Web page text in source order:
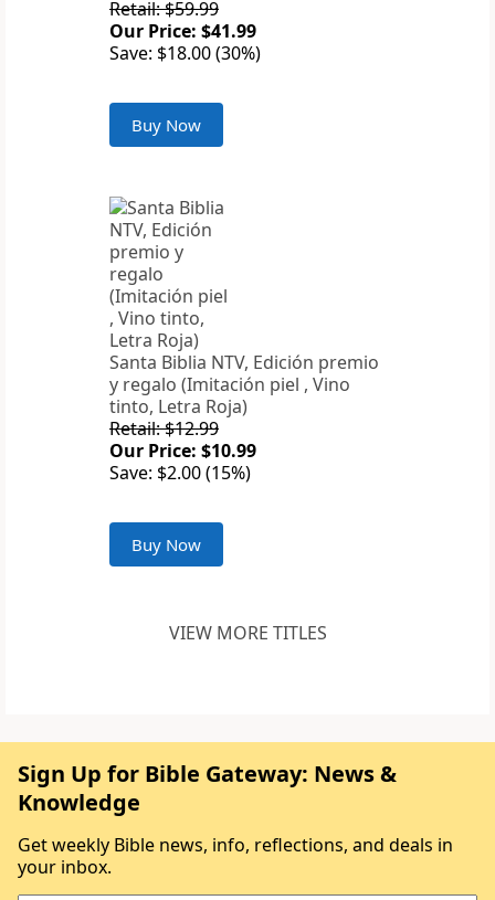
Retail: $59.99
Our Price: $41.99
Save: $18.00 (30%)
Buy Now
Santa Biblia NTV, Edición premio
y regalo (Imitación piel , Vino
tinto, Letra Roja)
Retail: $12.99
Our Price: $10.99
Save: $2.00 (15%)
Buy Now
VIEW MORE TITLES
Sign Up for Bible Gateway: News &
Knowledge
Get weekly Bible news, info, reflections, and deals in
your inbox.